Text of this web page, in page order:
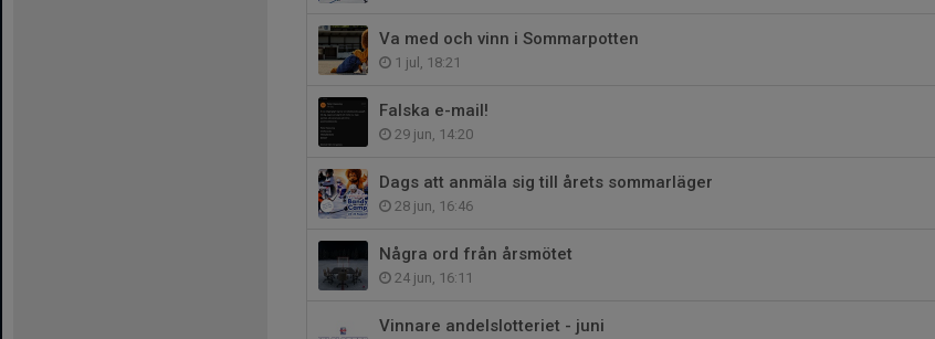
Va med och vinn i Sommarpotten
1 jul, 18:21
Falska e-mail!
29 jun, 14:20
Dags att anmäla sig till årets sommarläger
28 jun, 16:46
Några ord från årsmötet
24 jun, 16:11
Vinnare andelslotteriet - juni